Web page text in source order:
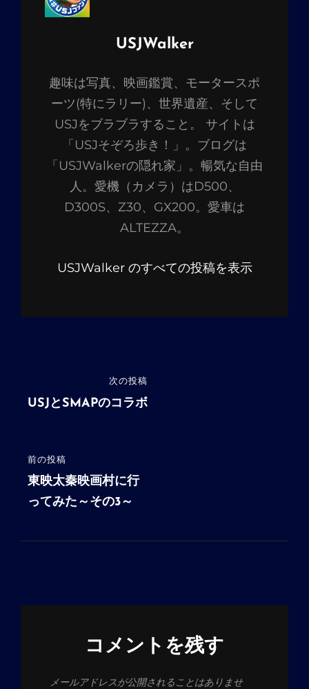
投
者:
USJWalker
趣味は写真、映画鑑賞、モータースポ
ーツ(特にラリー)、世界遺産、そして
USJをブラブラすること。 サイトは
「USJそぞろ歩き！」。ブログは
「USJWalkerの隠れ家」。暢気な自由
人。愛機（カメラ）はD500、
D300S、Z30、GX200。愛車は
ALTEZZA。
USJWalker のすべての投稿を表示
稿
ビ
ゲ
ー
前
の
投
前の投稿
東映太秦映画村に行
ってみた～その3～
の
次の投稿
USJとSMAPのコラボ
コメントを残す
メールアドレスが公開されることはありませ